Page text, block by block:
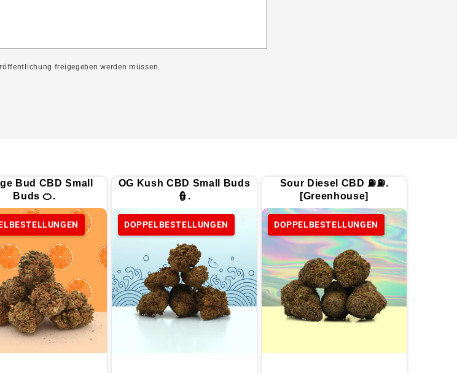
freigegeben werden müssen.
Bud CBD Small
Buds 🍊.
OG Kush CBD Small Buds
👮.
DOPPELBESTELLUNGEN
Sour Diesel CBD ⛽⛽.
[Greenhouse]
DOPPELBESTELLUNGEN